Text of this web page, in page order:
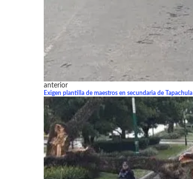
anterior
Exigen plantilla de maestros en secundaria de Tapachula